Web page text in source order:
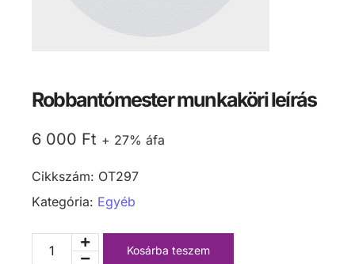
Robbantómester munkaköri leírás
6 000 Ft + 27% áfa
Cikkszám: OT297
Kategória: Egyéb
Kosárba teszem